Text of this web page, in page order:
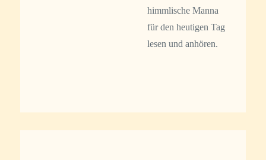
himmlische Manna
für den heutigen Tag
lesen und anhören.